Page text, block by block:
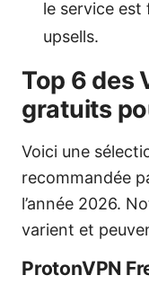
le service est
upsells.
Top 6 des
gratuits
Voici une
recommandée
l’année 2026.
varient et
ProtonVPN